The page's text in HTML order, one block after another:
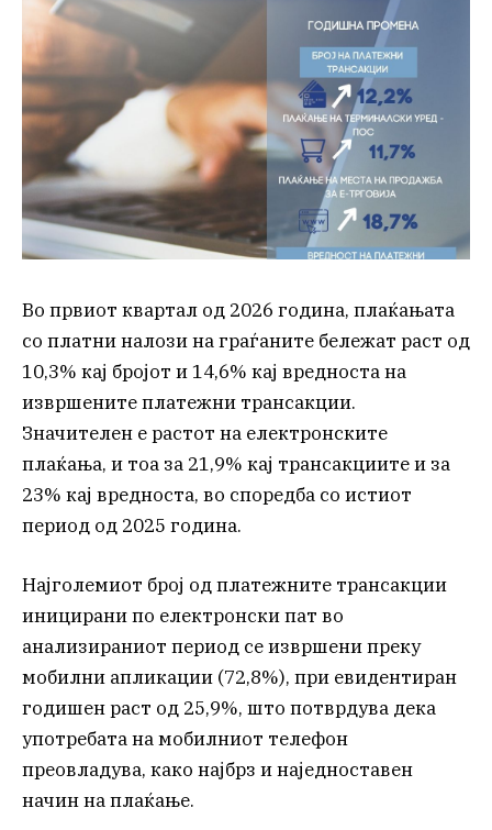
Во првиот квартал од 2026 година, плаќањата
со платни налози на граѓаните бележат раст од
10,3% кај бројот и 14,6% кај вредноста на
извршените платежни трансакции.
Значителен е растот на електронските
плаќања, и тоа за 21,9% кај трансакциите и за
23% кај вредноста, во споредба со истиот
период од 2025 година.
Најголемиот број од платежните трансакции
иницирани по електронски пат во
анализираниот период се извршени преку
мобилни апликации (72,8%), при евидентиран
годишен раст од 25,9%, што потврдува дека
употребата на мобилниот телефон
преовладува, како најбрз и наједноставен
начин на плаќање.